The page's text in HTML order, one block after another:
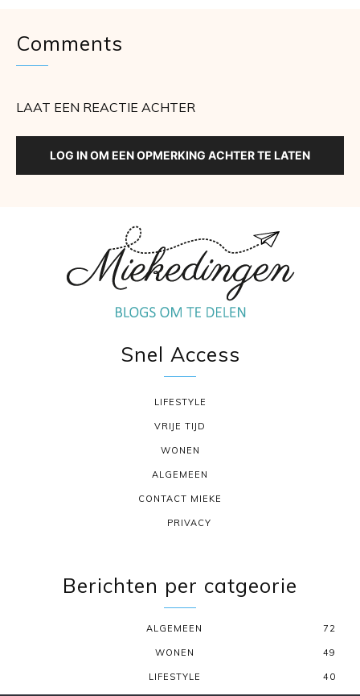
Comments
LAAT EEN REACTIE ACHTER
LOG IN OM EEN OPMERKING ACHTER TE LATEN
Snel Access
LIFESTYLE
VRIJE TIJD
WONEN
ALGEMEEN
CONTACT MIEKE
PRIVACY
Berichten per catgeorie
ALGEMEEN 72
WONEN 49
LIFESTYLE 40